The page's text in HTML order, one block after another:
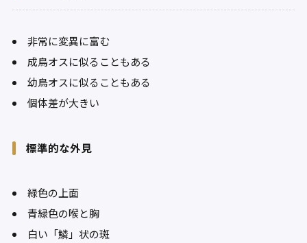
非常に変異に富む
成鳥オスに似ることもある
幼鳥オスに似ることもある
個体差が大きい
標準的な外見
緑色の上面
青緑色の喉と胸
白い「鱗」状の斑